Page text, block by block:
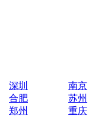
深圳
南京
合肥
苏州
郑州
重庆